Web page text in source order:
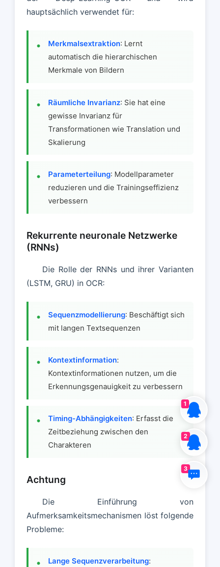
hauptsächlich verwendet für:
Merkmalsextraktion: Lernt
automatisch die hierarchischen
Merkmale von Bildern
Räumliche Invarianz: Sie hat eine
gewisse Invarianz für
Transformationen wie Translation und
Skalierung
Parameterteilung: Modellparameter
reduzieren und die Trainingseffizienz
verbessern
Rekurrente neuronale Netzwerke
(RNNs)
Die Rolle der RNNs und ihrer Varianten
(LSTM, GRU) in OCR:
Sequenzmodellierung: Beschäftigt sich
mit langen Textsequenzen
Kontextinformation:
Kontextinformationen nutzen, um die
Erkennungsgenauigkeit zu verbessern
Timing-Abhängigkeiten: Erfasst die
Zeitbeziehung zwischen den
Charakteren
Achtung
Die Einführung von
Aufmerksamkeitsmechanismen löst folgende
Probleme:
Lange Sequenzverarbeitung:
1
2
3